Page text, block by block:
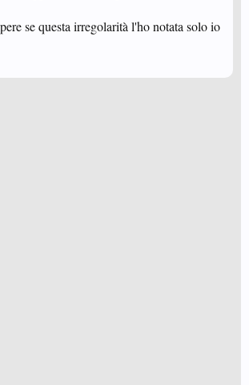
se questa irregolarità l'ho notata solo io